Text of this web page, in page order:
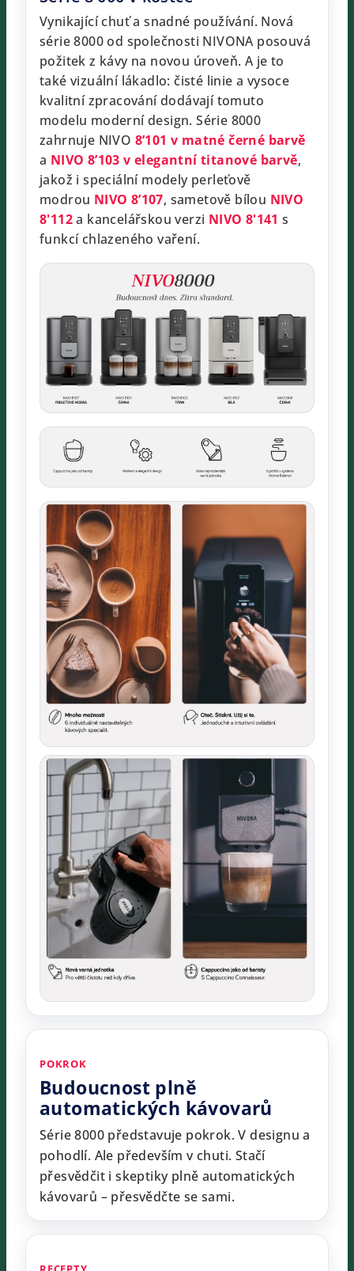
Vynikající chuť a snadné používání. Nová
série 8000 od společnosti NIVONA posouvá
požitek z kávy na novou úroveň. A je to
také vizuální lákadlo: čisté linie a vysoce
kvalitní zpracování dodávají tomuto
modelu moderní design. Série 8000
zahrnuje NIVO 8’101 v matné černé barvě
a NIVO 8’103 v elegantní titanové barvě,
jakož i speciální modely perleťově
modrou NIVO 8’107, sametově bílou NIVO
8'112a kancelářskou verzi NIVO 8'141 s
funkcí chlazeného vaření.
POKROK
Budoucnost plně
automatických kávovarů
Série 8000 představuje pokrok. V designu a
pohodlí. Ale především v chuti. Stačí
přesvědčit i skeptiky plně automatických
kávovarů – přesvědčte se sami.